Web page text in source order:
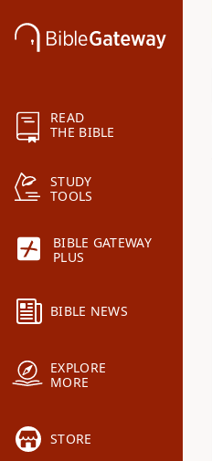
READ
THE BIBLE
STUDY
TOOLS
BIBLE GATEWAY
PLUS
BIBLE NEWS
EXPLORE
MORE
STORE